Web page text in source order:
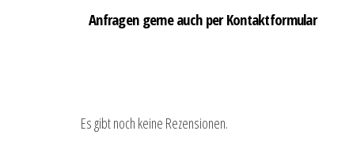
Anfragen gerne auch per Kontaktformular
Es gibt noch keine Rezensionen.